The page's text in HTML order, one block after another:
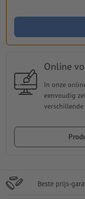
Online
In onze
eenvoudig
Beste prijs-